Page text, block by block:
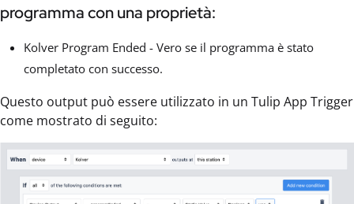
programma con una proprietà:
Kolver Program Ended - Vero se il programma è stato
completato con successo.
Questo output può essere utilizzato in un Tulip App Trigger
come mostrato di seguito: